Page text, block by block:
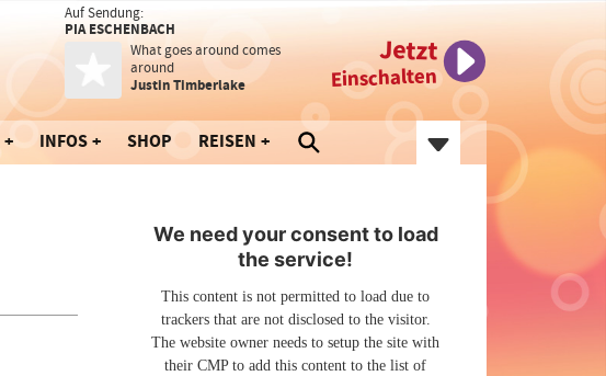
Auf Sendung:
PIA ESCHENBACH
What goes around comes
around
Justin Timberlake
Jetzt
Einschalten
INFOS SHOP REISEN
We need your consent to load
the service!
This content is not permitted to load due to
trackers that are not disclosed to the visitor.
The website owner needs to setup the site with
their CMP to add this content to the list of